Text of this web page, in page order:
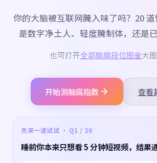
你的大脑被互联网腌入味了吗？20
是数字净土人、轻度腌制体，还是
也可打开全部脑腐段位图鉴大
开始测脑腐指数 查看
先来一道试试 · Q1 / 20
睡前你本来只想看 5 分钟短视频，结果